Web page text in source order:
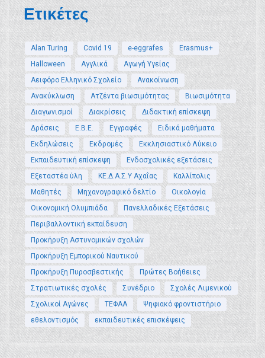
Ετικέτες
Alan Turing Covid 19 e-eggrafes
Erasmus+
Halloween
Αγγλικά
Αγωγή Υγείας
Αειφόρο Ελληνικό Σχολείο
Ανακοίνωση
Ανακύκλωση
Ατζέντα βιωσιμότητας
Βιωσιμότητα
Διαγωνισμοί
Διακρίσεις
Διδακτική επίσκεψη
Δράσεις
Ε.Β.Ε. Εγγραφές
Ειδικά μαθήματα
Εκδηλώσεις
Εκδρομές
Εκκλησιαστικό Λύκειο
Εκπαιδευτική επίσκεψη
Ενδοσχολικές εξετάσεις
Εξεταστέα ύλη
ΚΕ.Δ.Α.Σ.Υ Αχαΐας
Καλλίπολις
Μαθητές
Μηχανογραφικό δελτίο
Οικολογία
Οικονομική Ολυμπιάδα
Πανελλαδικές Εξετάσεις
Περιβαλλοντική εκπαίδευση
Προκήρυξη Αστυνομικών σχολών
Προκήρυξη Εμπορικού Ναυτικού
Προκήρυξη Πυροσβεστικής
Πρώτες Βοήθειες
Στρατιωτικές σχολές
Συνέδριο
Σχολές Λιμενικού
Σχολικοί Αγώνες
ΤΕΦΑΑ
Ψηφιακό φροντιστήριο
εθελοντισμός
εκπαιδευτικές επισκέψεις